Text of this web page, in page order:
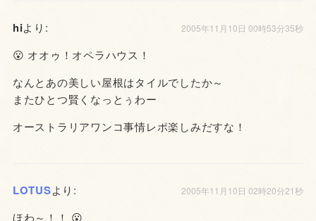
hiより: 2005年11月10日 00時53分35秒
😮 オオゥ！オペラハウス！
なんとあの美しい屋根はタイルでしたか～
またひとつ賢くなっとぅわー
オーストラリアワンコ事情レポ楽しみだすな！
LOTUSより: 2005年11月10日 02時20分21秒
ほわ～！！ 😮